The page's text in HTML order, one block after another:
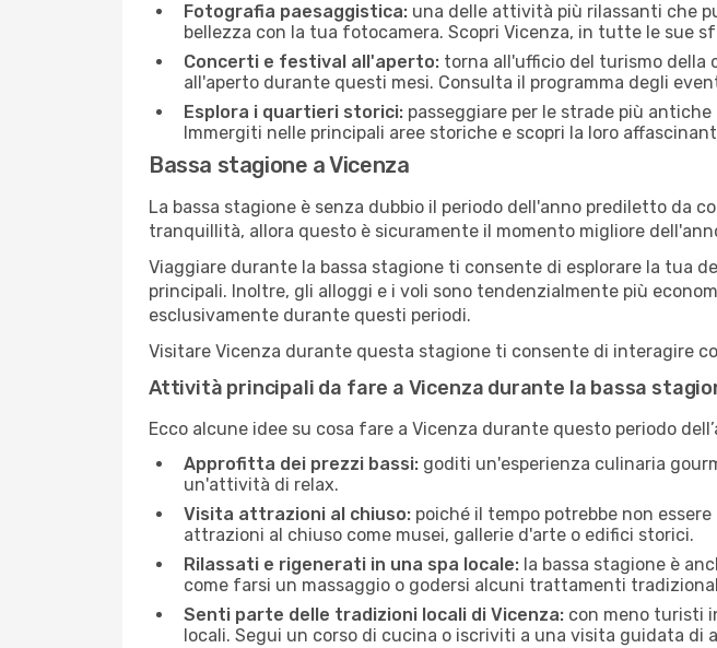
Fotografia paesaggistica: una delle attività più rilassanti che
bellezza con la tua fotocamera. Scopri Vicenza, in tutte le sue
Concerti e festival all'aperto: torna all'ufficio del turismo
all'aperto durante questi mesi. Consulta il programma degli
Esplora i quartieri storici: passeggiare per le strade più
Immergiti nelle principali aree storiche e scopri la loro
Bassa stagione a Vicenza
La bassa stagione è senza dubbio il periodo dell'anno prediletto da
tranquillità, allora questo è sicuramente il momento migliore
Viaggiare durante la bassa stagione ti consente di esplorare la tua
principali. Inoltre, gli alloggi e i voli sono tendenzialmente più
esclusivamente durante questi periodi.
Visitare Vicenza durante questa stagione ti consente di interagire
Attività principali da fare a Vicenza durante la bassa
Ecco alcune idee su cosa fare a Vicenza durante questo periodo
Approfitta dei prezzi bassi: goditi un'esperienza culinaria
un'attività di relax.
Visita attrazioni al chiuso: poiché il tempo potrebbe non
attrazioni al chiuso come musei, gallerie d'arte o edifici storici.
Rilassati e rigenerati in una spa locale: la bassa stagione è
come farsi un massaggio o godersi alcuni trattamenti
Senti parte delle tradizioni locali di Vicenza: con meno turisti
locali. Segui un corso di cucina o iscriviti a una visita guidata